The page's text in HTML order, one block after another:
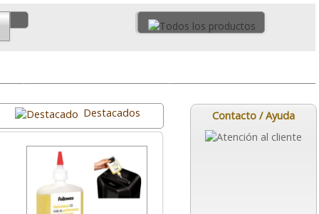
Contacto / Ayuda
Destacados